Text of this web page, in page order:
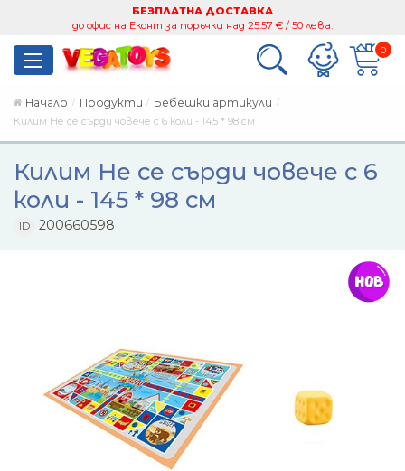
БЕЗПЛАТНА ДОСТАВКА
до офис на Еконт за поръчки над 25.57 € / 50 лева.
0
Начало Продукти Бебешки артикули
Килим Не се сърди човече с 6 коли - 145 * 98 см
Килим Не се сърди човече с 6
коли - 145 * 98 см
ID 200660598